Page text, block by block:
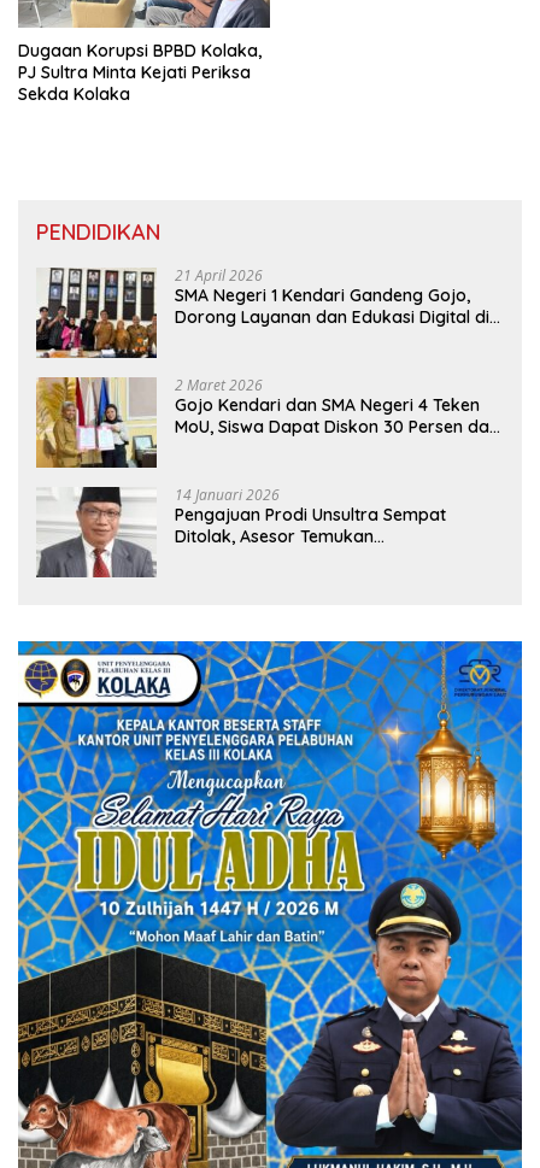
Dugaan Korupsi BPBD Kolaka,
PJ Sultra Minta Kejati Periksa
Sekda Kolaka
PENDIDIKAN
21 April 2026
SMA Negeri 1 Kendari Gandeng Gojo,
Dorong Layanan dan Edukasi Digital di
2 Maret 2026
Gojo Kendari dan SMA Negeri 4 Teken
MoU, Siswa Dapat Diskon 30 Persen dan
14 Januari 2026
Pengajuan Prodi Unsultra Sempat
Ditolak, Asesor Temukan